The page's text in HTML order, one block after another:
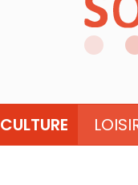
CULTURE